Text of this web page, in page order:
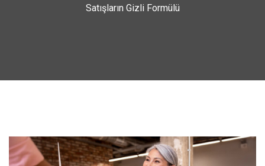
Satışların Gizli Formülü